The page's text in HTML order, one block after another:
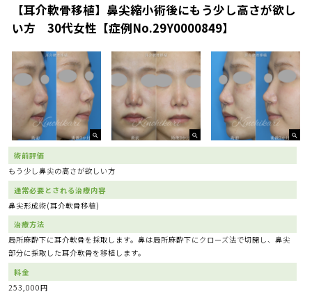
【耳介軟骨移植】鼻尖縮小術後にもう少し高さが欲し
い方 30代女性【症例No.29Y0000849】
術前評価
もう少し鼻尖の高さが欲しい方
通常必要とされる治療内容
鼻尖形成術(耳介軟骨移植)
治療方法
局所麻酔下に耳介軟骨を採取します。鼻は局所麻酔下にクローズ法で切開し、鼻尖
部分に採取した耳介軟骨を移植します。
料金
253,000円